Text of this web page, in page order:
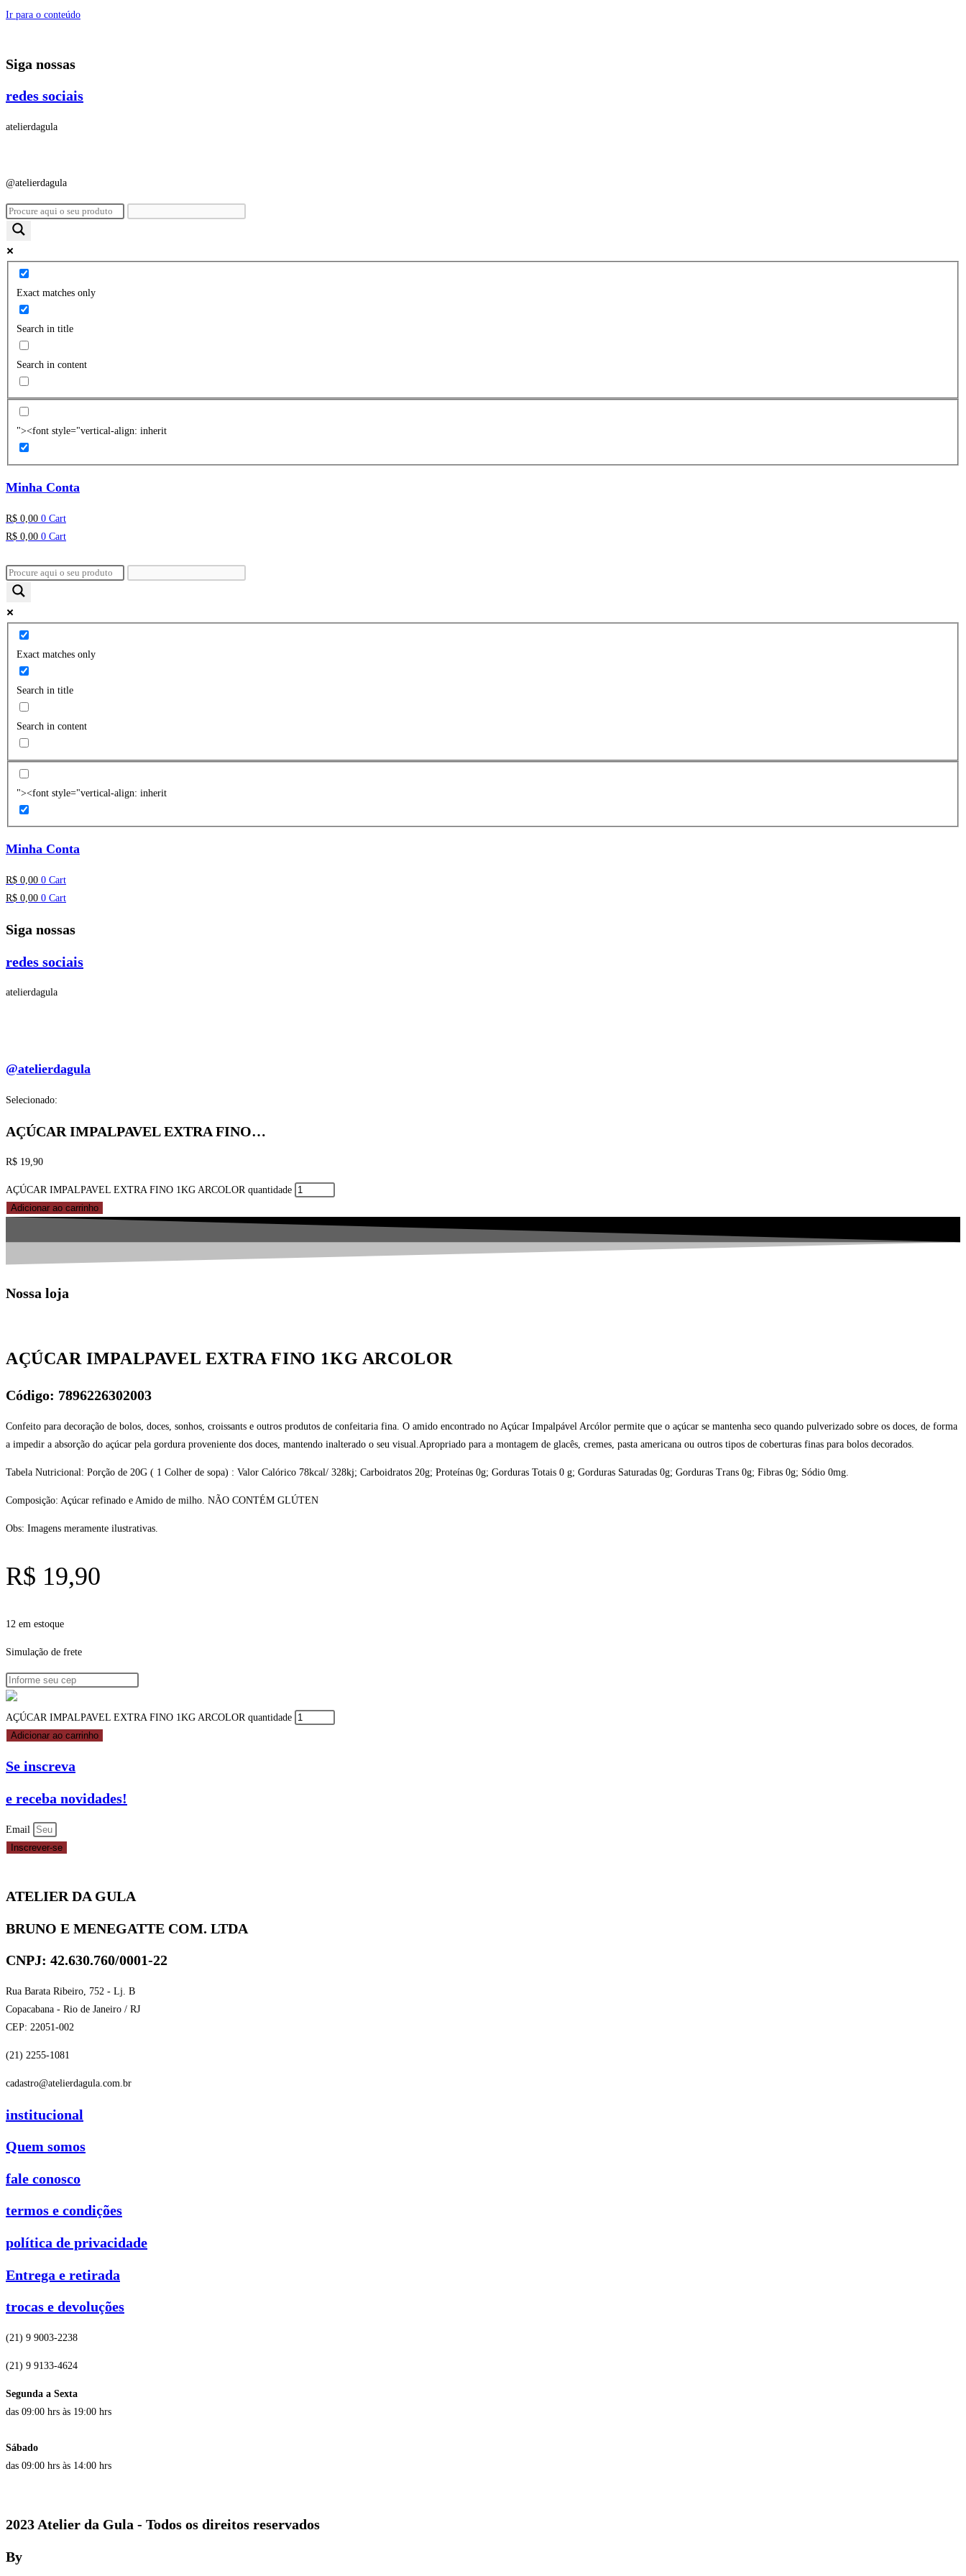
Ir para o conteúdo
Siga nossas
redes sociais
atelierdagula
@atelierdagula
Exact matches only
Search in title
Search in content
"><font style="vertical-align: inherit
Minha Conta
R$ 0,00 0 Cart
R$ 0,00 0 Cart
Exact matches only
Search in title
Search in content
"><font style="vertical-align: inherit
Minha Conta
R$ 0,00 0 Cart
R$ 0,00 0 Cart
Siga nossas
redes sociais
atelierdagula
@atelierdagula
Selecionado:
AÇÚCAR IMPALPAVEL EXTRA FINO…
R$ 19,90
AÇÚCAR IMPALPAVEL EXTRA FINO 1KG ARCOLOR quantidade
Adicionar ao carrinho
Nossa loja
AÇÚCAR IMPALPAVEL EXTRA FINO 1KG ARCOLOR
Código: 7896226302003
Confeito para decoração de bolos, doces, sonhos, croissants e outros produtos de confeitaria fina. O amido encontrado no Açúcar Impalpável Arcólor permite que o açúcar se mantenha seco quando pulverizado sobre os doces, de forma
a impedir a absorção do açúcar pela gordura proveniente dos doces, mantendo inalterado o seu visual.Apropriado para a montagem de glacês, cremes, pasta americana ou outros tipos de coberturas finas para bolos decorados.
Tabela Nutricional: Porção de 20G ( 1 Colher de sopa) : Valor Calórico 78kcal/ 328kj; Carboidratos 20g; Proteínas 0g; Gorduras Totais 0 g; Gorduras Saturadas 0g; Gorduras Trans 0g; Fibras 0g; Sódio 0mg.
Composição: Açúcar refinado e Amido de milho. NÃO CONTÉM GLÚTEN
Obs: Imagens meramente ilustrativas.
R$ 19,90
12 em estoque
Simulação de frete
AÇÚCAR IMPALPAVEL EXTRA FINO 1KG ARCOLOR quantidade
Adicionar ao carrinho
Se inscreva
e receba novidades!
Email
Inscrever-se
ATELIER DA GULA
BRUNO E MENEGATTE COM. LTDA
CNPJ: 42.630.760/0001-22
Rua Barata Ribeiro, 752 - Lj. B
Copacabana - Rio de Janeiro / RJ
CEP: 22051-002
(21) 2255-1081
cadastro@atelierdagula.com.br
institucional
Quem somos
fale conosco
termos e condições
política de privacidade
Entrega e retirada
trocas e devoluções
(21) 9 9003-2238
(21) 9 9133-4624
Segunda a Sexta
das 09:00 hrs às 19:00 hrs
Sábado
das 09:00 hrs às 14:00 hrs
2023 Atelier da Gula - Todos os direitos reservados
By